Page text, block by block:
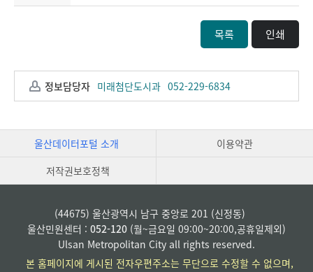
목록 인쇄
정보담당자 미래첨단도시과 052-229-6834
울산데이터포털 소개
이용약관
저작권보호정책
(44675) 울산광역시 남구 중앙로 201 (신정동)
울산민원센터 : 052-120 (월~금요일 09:00~20:00,공휴일제외)
Ulsan Metropolitan City all rights reserved.
본 홈페이지에 게시된 전자우편주소는 무단으로 수정할 수 없으며,